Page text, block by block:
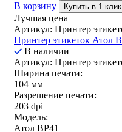
В корзину
Купить в 1 клик
Лучшая цена
Артикул: Принтер
Принтер этикеток Атол
В наличии
Артикул: Принтер
Ширина печати:
104 мм
Разрешение печати:
203 dpi
Модель:
Атол BP41